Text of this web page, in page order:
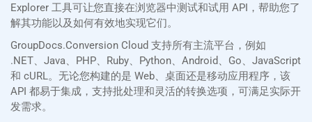
Explorer 工具可让您直接在浏览器中测试和试用 API，帮助您了
解其功能以及如何有效地实现它们。
GroupDocs.Conversion Cloud 支持所有主流平台，例如
.NET、Java、PHP、Ruby、Python、Android、Go、JavaScript
和 cURL。无论您构建的是 Web、桌面还是移动应用程序，该
API 都易于集成，支持批处理和灵活的转换选项，可满足实际开
发需求。